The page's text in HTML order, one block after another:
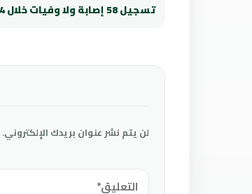
تسجيل 58 إصابة ولا وفيات خلال 24 ساعة
لن يتم نشر عنوان بريدك الإلكتروني.